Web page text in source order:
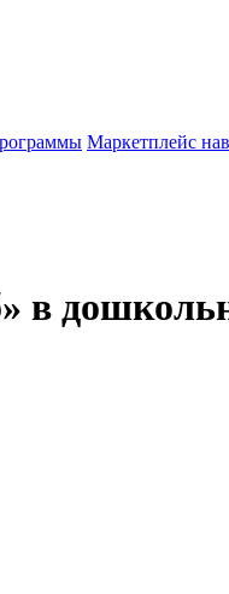
Маркетплейс
в